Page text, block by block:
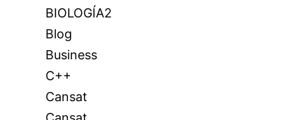
BIOLOGÍA2
Blog
Business
C++
Cansat